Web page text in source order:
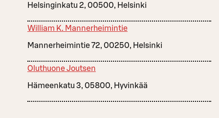
Helsinginkatu 2, 00500, Helsinki
William K. Mannerheimintie
Mannerheimintie 72, 00250, Helsinki
Oluthuone Joutsen
Hämeenkatu 3, 05800, Hyvinkää